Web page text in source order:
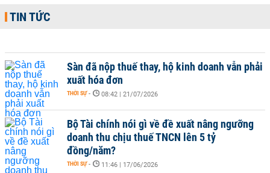
TIN TỨC
Sàn đã nộp thuế thay, hộ kinh doanh vẫn phải
xuất hóa đơn
THỜI SỰ - 08:42 | 21/07/2026
Bộ Tài chính nói gì về đề xuất nâng ngưỡng
doanh thu chịu thuế TNCN lên 5 tỷ
đồng/năm?
THỜI SỰ - 11:46 | 17/06/2026